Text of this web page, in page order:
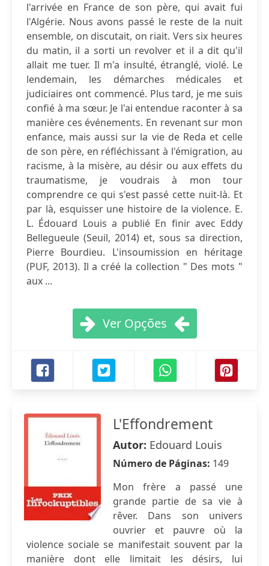
l'arrivée en France de son père, qui avait fui
l'Algérie. Nous avons passé le reste de la nuit
ensemble, on discutait, on riait. Vers six heures
du matin, il a sorti un revolver et il a dit qu'il
allait me tuer. Il m'a insulté, étranglé, violé. Le
lendemain, les démarches médicales et
judiciaires ont commencé. Plus tard, je me suis
confié à ma sœur. Je l'ai entendue raconter à sa
manière ces événements. En revenant sur mon
enfance, mais aussi sur la vie de Reda et celle
de son père, en réfléchissant à l'émigration, au
racisme, à la misère, au désir ou aux effets du
traumatisme, je voudrais à mon tour
comprendre ce qui s'est passé cette nuit-là. Et
par là, esquisser une histoire de la violence. E.
L. Édouard Louis a publié En finir avec Eddy
Bellegueule (Seuil, 2014) et, sous sa direction,
Pierre Bourdieu. L'insoumission en héritage
(PUF, 2013). Il a créé la collection " Des mots "
aux ...
Ver Opções
L'Effondrement
Autor: Edouard Louis
Número de Páginas: 149
Mon frère a passé une
grande partie de sa vie à
rêver. Dans son univers
ouvrier et pauvre où la
violence sociale se manifestait souvent par la
manière dont elle limitait les désirs, lui